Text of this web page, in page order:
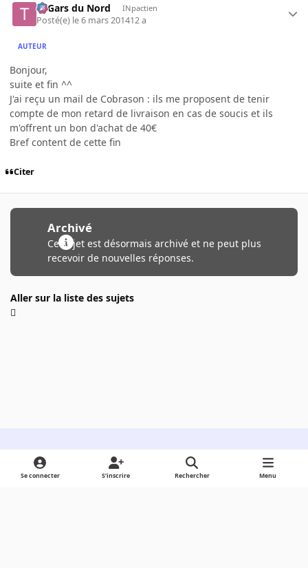
Ti Gars du Nord INpactien
Posté(e) le 6 mars 201412 a
AUTEUR
Bonjour,
suite et fin ^^
J'ai reçu un mail de Cobrason : ils me proposent de tenir
compte de mon retard de livraison en cas de soucis et ils
m'offrent un bon d'achat de 40€
Bref content de cette fin
Citer
Archivé
Ce sujet est désormais archivé et ne peut plus
recevoir de nouvelles réponses.
Aller sur la liste des sujets
Light ModeDark ModeSystem Preference
Se connecter S’inscrire Rechercher Menu